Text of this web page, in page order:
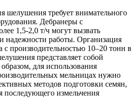
шелушения требует внимательного
Дебранеры с
1,5-2,0 т/ч могут вызвать
надежности работы. Организация
с производительностью 10–20 тонн в
представляет собой
для использования
мельницах нужно
методов подготовки семян,
последующего измельчения